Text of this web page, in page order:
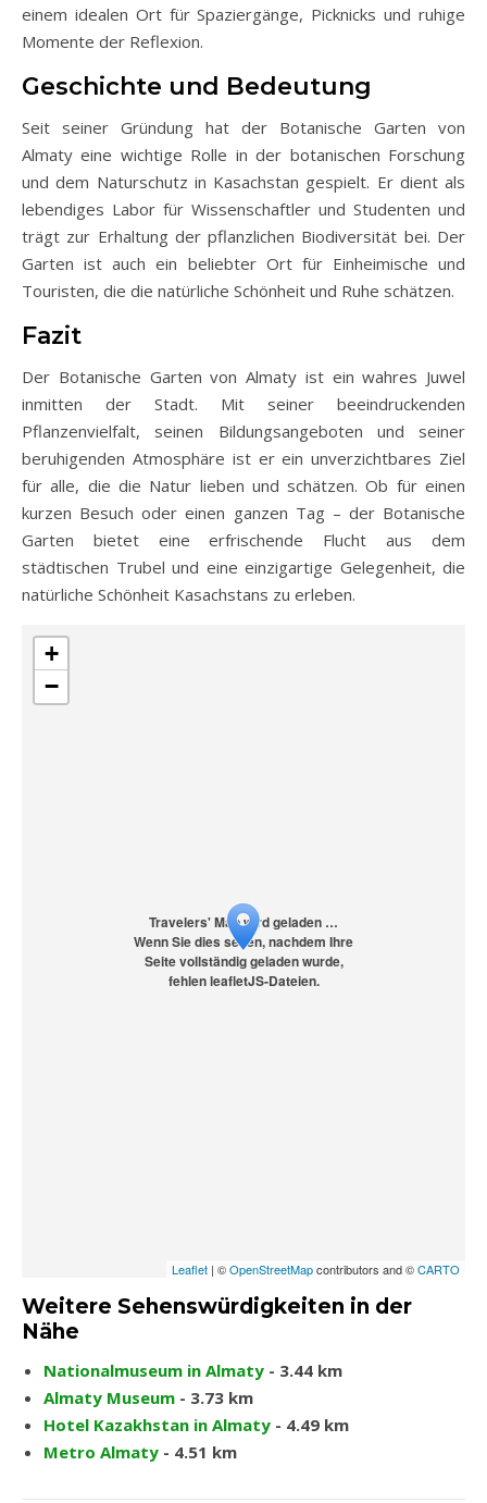
einem idealen Ort für Spaziergänge, Picknicks und ruhige
Momente der Reflexion.
Geschichte und Bedeutung
Seit seiner Gründung hat der Botanische Garten von
Almaty eine wichtige Rolle in der botanischen Forschung
und dem Naturschutz in Kasachstan gespielt. Er dient als
lebendiges Labor für Wissenschaftler und Studenten und
trägt zur Erhaltung der pflanzlichen Biodiversität bei. Der
Garten ist auch ein beliebter Ort für Einheimische und
Touristen, die die natürliche Schönheit und Ruhe schätzen.
Fazit
Der Botanische Garten von Almaty ist ein wahres Juwel
inmitten der Stadt. Mit seiner beeindruckenden
Pflanzenvielfalt, seinen Bildungsangeboten und seiner
beruhigenden Atmosphäre ist er ein unverzichtbares Ziel
für alle, die die Natur lieben und schätzen. Ob für einen
kurzen Besuch oder einen ganzen Tag – der Botanische
Garten bietet eine erfrischende Flucht aus dem
städtischen Trubel und eine einzigartige Gelegenheit, die
natürliche Schönheit Kasachstans zu erleben.
Travelers' Map wird geladen …
Wenn Sie dies sehen, nachdem Ihre
Seite vollständig geladen wurde,
fehlen leafletJS-Dateien.
+
−
Leaflet | ©OpenStreetMapcontributors and ©CARTO
Weitere Sehenswürdigkeiten in der
Nähe
Nationalmuseum in Almaty - 3.44 km
Almaty Museum - 3.73 km
Hotel Kazakhstan in Almaty - 4.49 km
Metro Almaty - 4.51 km